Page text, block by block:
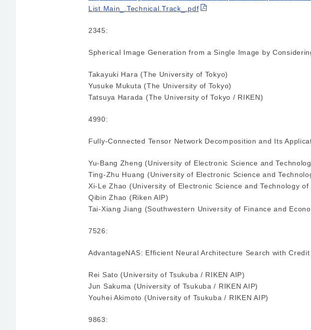
List.Main_.Technical.Track_.pdf
2345:
Spherical Image Generation from a Single Image by
Takayuki Hara (The University of Tokyo)
Yusuke Mukuta (The University of Tokyo)
Tatsuya Harada (The University of Tokyo / RIKEN)
4990:
Fully-Connected Tensor Network Decomposition and Its
Yu-Bang Zheng (University of Electronic Science and
Ting-Zhu Huang (University of Electronic Science and
Xi-Le Zhao (University of Electronic Science and Technology of
Qibin Zhao (Riken AIP)
Tai-Xiang Jiang (Southwestern University of Finance and
7526:
AdvantageNAS: Efficient Neural Architecture Search with
Rei Sato (University of Tsukuba / RIKEN AIP)
Jun Sakuma (University of Tsukuba / RIKEN AIP)
Youhei Akimoto (University of Tsukuba / RIKEN AIP)
9863: